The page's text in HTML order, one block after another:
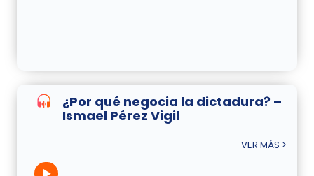
¿Por qué negocia la dictadura? –
Ismael Pérez Vigil
VER MÁS >